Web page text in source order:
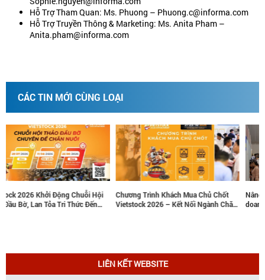
Hỗ Trợ Tham Quan: Ms. Phuong – Phuong.c@informa.com
Hỗ Trợ Truyền Thông & Marketing: Ms. Anita Pham –
Anita.pham@informa.com
CÁC TIN MỚI CÙNG LOẠI
Chương Trình Khách Mua Chủ Chốt
Vietstock 2026 – Kết Nối Ngành Chăn
Nâng tầm thương hiệu, tăng trưởng
doanh thu cùng các gói tài trợ chiến
LIÊN KẾT WEBSITE